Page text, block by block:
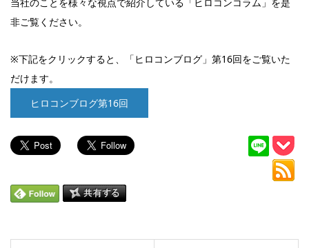
非ご覧ください。
※下記をクリックすると、「ヒロコンブログ」第16回をご覧いた
だけます。
ヒロコンブログ第16回